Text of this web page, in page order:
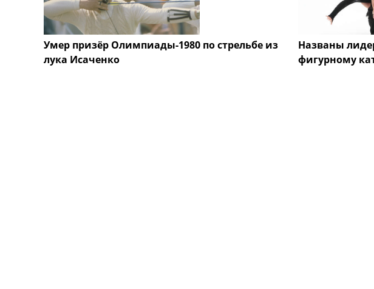
Умер призёр Олимпиады-1980 по стрельбе из
лука Исаченко
Названы
фигурному